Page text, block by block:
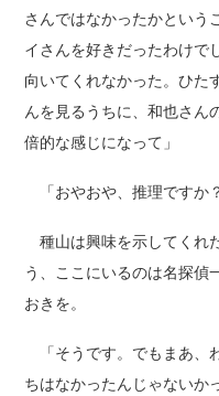
さんではなかったかという
イさんを好きだったわけで
向いてくれなかった。ひた
んを見るうちに、和也さん
倍的な感じになって」
「おやおや、推理ですか
種山は興味を示してくれ
う、ここにいるのは名探偵
おきを。
「そうです。でもまあ、
ちはなかったんじゃないか